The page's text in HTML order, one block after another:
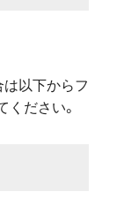
は以下からフ
ださい。